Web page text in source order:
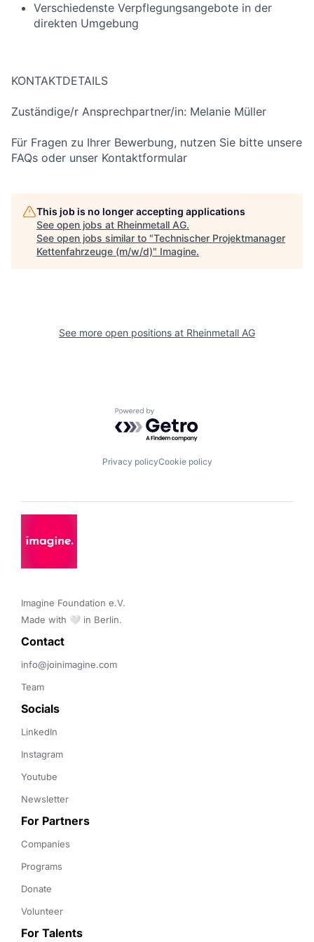
Verschiedenste Verpflegungsangebote in der
direkten Umgebung
KONTAKTDETAILS
Zuständige/r Ansprechpartner/in: Melanie Müller
Für Fragen zu Ihrer Bewerbung, nutzen Sie bitte unsere
FAQs oder unser Kontaktformular
This job is no longer accepting applications
See open jobs at Rheinmetall AG.
See open jobs similar to "Technischer Projektmanager
Kettenfahrzeuge (m/w/d)" Imagine.
See more open positions at Rheinmetall AG
Powered by Getro.com
Privacy policyCookie policy
Imagine Foundation e.V.
Made with 🤍 in Berlin.
Contact
info@joinimagine.com
Team
Socials
LinkedIn
Instagram
Youtube
Newsletter
For Partners
Companies
Programs
Donate
Volunteer
For Talents